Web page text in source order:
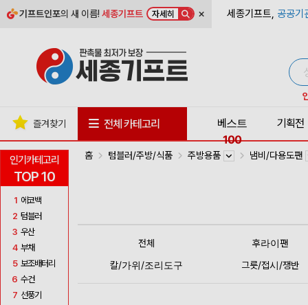
기프트인포의 새 이름!세종기프트 자세히 × 세종기프트, 공공기
인기카테고리
TOP 10
1 에코백
2 텀블러
3 우산
4 부채
5 보조배터리
6 수건
7 선풍기
즐겨찾기 전체 카테고리
베스트
100
기획전
홈 텀블러/주방/식품 주방용품 냄비/다용도팬
전체
후라이팬
칼/가위/조리도구
그릇/접시/쟁반